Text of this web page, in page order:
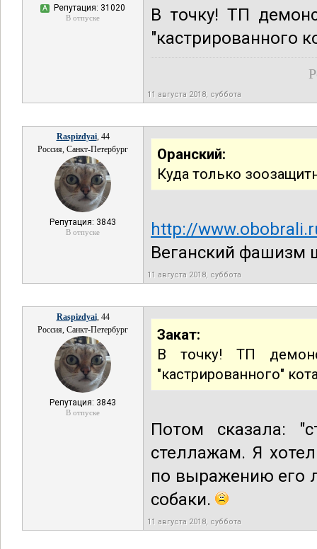
А Репутация: 31020
В отпуске
В точку! ТП
"кастрированного
11 августа 2018, суббота
Raspizdyai, 44
Россия, Санкт-Петербург
Репутация: 3843
В отпуске
Оранский:
Куда только
http://
Веганский фашизм
11 августа 2018, суббота
Raspizdyai, 44
Россия, Санкт-Петербург
Репутация: 3843
В отпуске
Закат:
В точку! ТП
"кастрированного"
Потом сказала:
стеллажам. Я
по выражению его
собаки.
11 августа 2018, суббота